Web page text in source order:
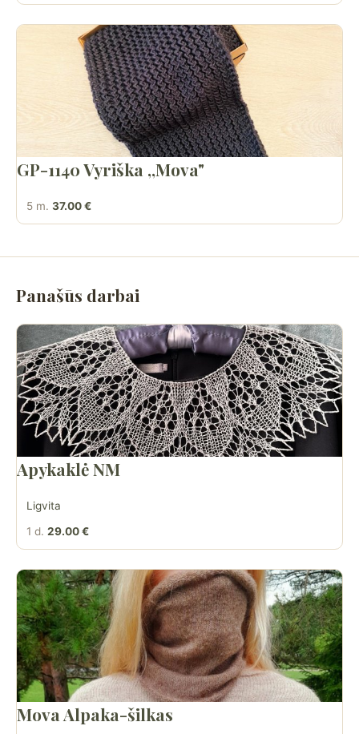
GP-1140 Vyriška ,,Mova"
5 m. 37.00 €
Panašūs darbai
Apykaklė NM
Ligvita
1 d. 29.00 €
Mova Alpaka-šilkas